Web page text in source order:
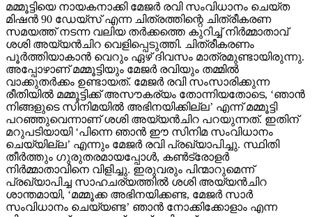
മമ്മൂട്ടിയെ നായകനാക്കി മേജര്‍ രവി സംവിധാനം ചെയ്ത
മിഷന്‍ 90 ഡേയ്‌സ് എന്ന ചിത്രത്തിന്റെ ചിത്രീകരണ
സമയത്ത് നടന്ന വലിയ തര്‍ക്കത്തെ കുറിച്ച് നിര്‍മ്മാതാവ്
ശശി അയ്യന്‍ചിറ വെളിപ്പെടുത്തി. ചിത്രീകരണം
പൂര്‍ത്തിയാകാന്‍ വെറും ഏഴ് ദിവസം മാത്രമുണ്ടായിരുന്നു.
അപ്പോഴാണ് മമ്മൂട്ടിയും മേജര്‍ രവിയും തമ്മില്‍
വാക്കുതര്‍ക്കം ഉണ്ടായത്. മേജര്‍ രവി സംസാരിക്കുന്ന
രീതിയില്‍ മമ്മൂട്ടിക്ക് അസൗകര്യം തോന്നിയതോടെ, ‘ഞാന്‍
നിങ്ങളുടെ സിനിമയില്‍ അഭിനയിക്കില്ല’ എന്ന് മമ്മൂട്ടി
പറഞ്ഞുവെന്നാണ് ശശി അയ്യന്‍ചിറ പറയുന്നത്. ഇതിന്
മറുപടിയായി ‘പിന്നെ ഞാന്‍ ഈ സിനിമ സംവിധാനം
ചെയ്യില്ല’ എന്നും മേജര്‍ രവി പ്രഖ്യാപിച്ചു. സ്ഥിതി
തീര്‍ത്തും ഗുരുതരമായപ്പോള്‍, കണ്‍ട്രോളര്‍
നിര്‍മ്മാതാവിനെ വിളിച്ചു. ഇരുവരും പിന്മാറുമെന്ന്
പ്രഖ്യാപിച്ച സാഹചര്യത്തില്‍ ശശി അയ്യന്‍ചിറ
ശാന്തമായി, ‘മമ്മൂക്ക അഭിനയിക്കണ്ട, മേജര്‍ സാര്‍
സംവിധാനം ചെയ്യണ്ട’ ഞാന്‍ നോക്കിക്കോളാം എന്ന